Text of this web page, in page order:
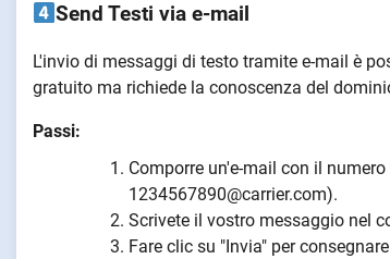
Send Testi via e-mail
L'invio di messaggi di testo tramite e-mail è
gratuito ma richiede la conoscenza del
Passi:
Comporre un'e-mail con il
1234567890@carrier.com).
Scrivete il vostro messaggio nel
Fare clic su "Invia" per